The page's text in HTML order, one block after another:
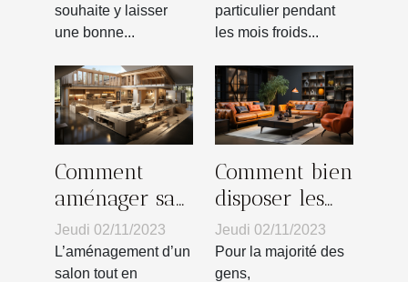
souhaite y laisser
une bonne...
particulier pendant
les mois froids...
Comment
aménager sa
maison tout
en longueur ?
Jeudi 02/11/2023
L’aménagement d’un
salon tout en
Comment bien
disposer les
meubles dans
votre salon ?
Jeudi 02/11/2023
Pour la majorité des
gens,